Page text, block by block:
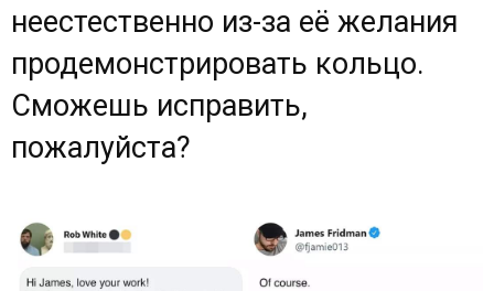
неестественно из-за её желания
продемонстрировать кольцо.
Сможешь исправить,
пожалуйста?